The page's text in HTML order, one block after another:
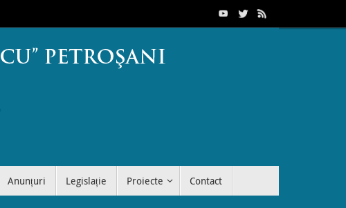
Anunțuri Legislație Proiecte Contact